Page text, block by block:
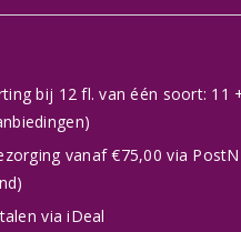
bij 12 fl. van één soort: 11
vanaf €75,00 via
via iDeal